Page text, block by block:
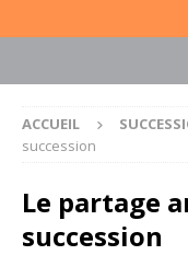
ACCUEIL
succession
Le partage
succession